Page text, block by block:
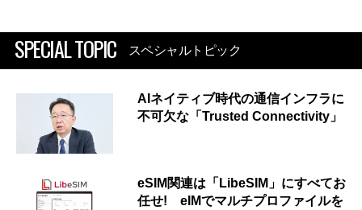
SPECIAL TOPIC スペシャルトピック
AIネイティブ時代の通信インフラに
不可欠な「Trusted Connectivity」
eSIM関連は「LibeSIM」にすべてお
任せ! eIMでマルチプロファイルを